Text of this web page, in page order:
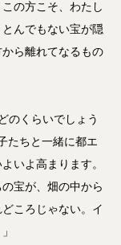
の方こそ、わたし
んでもない宝が隠
ら離れてなるもの
のくらいでしょう
たちと一緒に都エ
いよ高まります。
宝が、畑の中から
ころじゃない。イ